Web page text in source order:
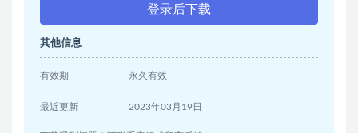
登录后下载
其他信息
有效期 永久有效
最近更新 2023年03月19日